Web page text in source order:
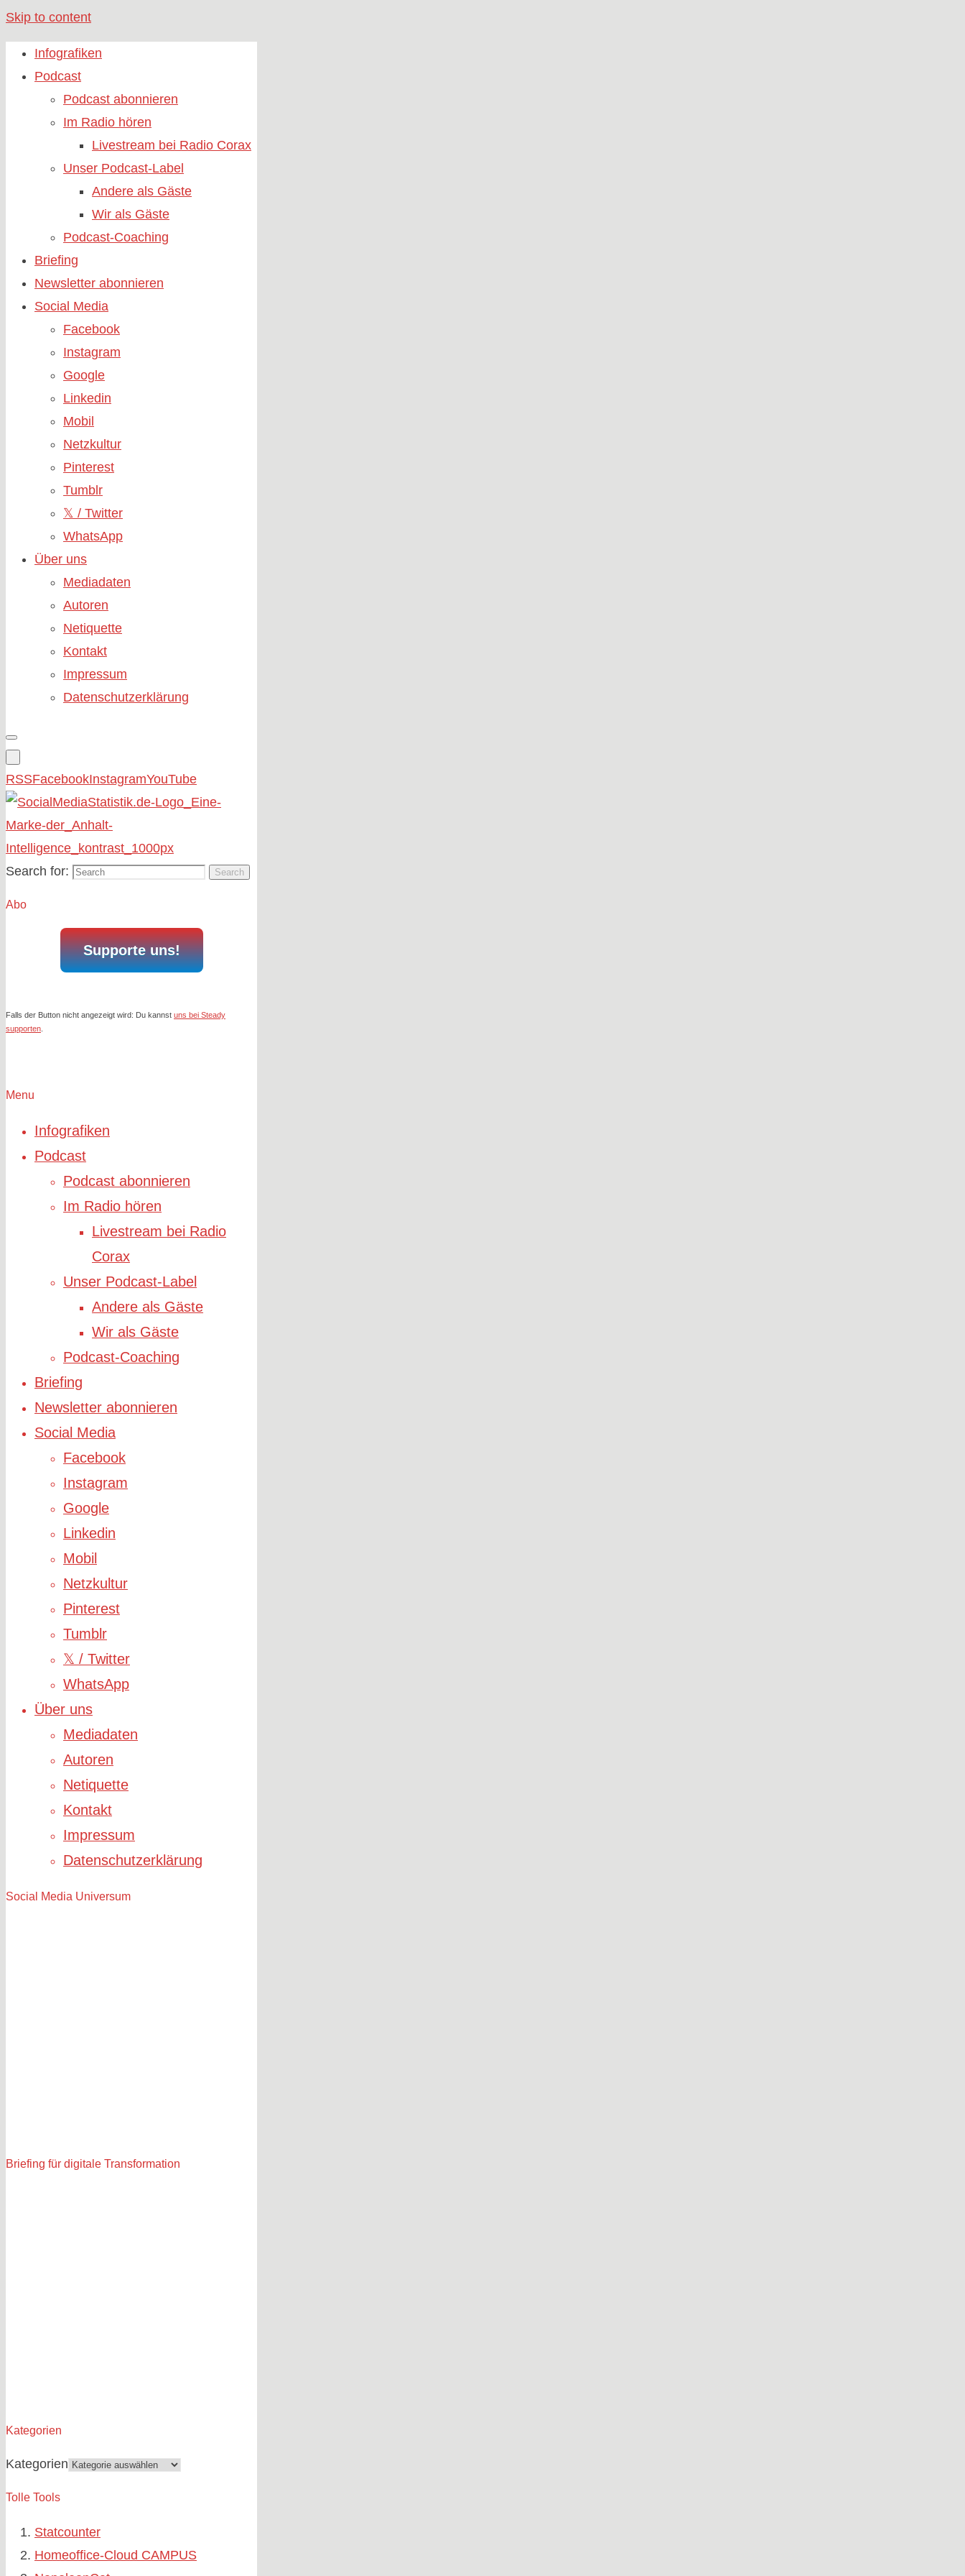
Skip to content
Infografiken
Podcast
Podcast abonnieren
Im Radio hören
Livestream bei Radio Corax
Unser Podcast-Label
Andere als Gäste
Wir als Gäste
Podcast-Coaching
Briefing
Newsletter abonnieren
Social Media
Facebook
Instagram
Google
Linkedin
Mobil
Netzkultur
Pinterest
Tumblr
𝕏 / Twitter
WhatsApp
Über uns
Mediadaten
Autoren
Netiquette
Kontakt
Impressum
Datenschutzerklärung
RSSFacebookInstagramYouTube
Search for: Search
Abo
Supporte uns!
Falls der Button nicht angezeigt wird: Du kannst uns bei Steady
supporten
Menu
Infografiken
Podcast
Podcast abonnieren
Im Radio hören
Livestream bei Radio
Corax
Unser Podcast-Label
Andere als Gäste
Wir als Gäste
Podcast-Coaching
Briefing
Newsletter abonnieren
Social Media
Facebook
Instagram
Google
Linkedin
Mobil
Netzkultur
Pinterest
Tumblr
𝕏 / Twitter
WhatsApp
Über uns
Mediadaten
Autoren
Netiquette
Kontakt
Impressum
Datenschutzerklärung
Social Media Universum
Briefing für digitale Transformation
Kategorien
Kategorien
Tolle Tools
Statcounter
Homeoffice-Cloud CAMPUS